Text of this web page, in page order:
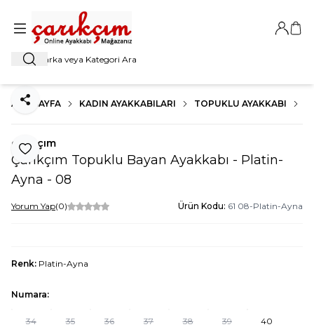
Ara
Giriş
ANA SAYFA KADIN AYAKKABILARI TOPUKLU AYAKKABI
Favoriye Ekle
Paylaş
çarıkçım
Çarıkçım Topuklu Bayan Ayakkabı - Platin-
Ayna - 08
Yorum Yap(0) Ürün Kodu: 61 08-Platin-Ayna
Renk: Platin-Ayna
Numara:
34 35 36 37 38 39 40